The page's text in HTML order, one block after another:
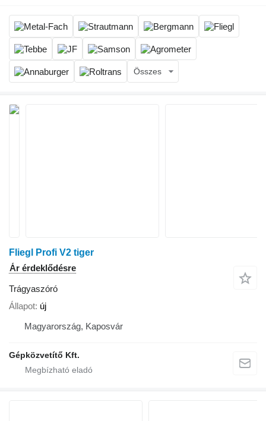
Összes
Fliegl Profi V2 tiger
Ár érdeklődésre
Trágyaszóró
Állapot új
Magyarország, Kaposvár
Gépközvetítő Kft.